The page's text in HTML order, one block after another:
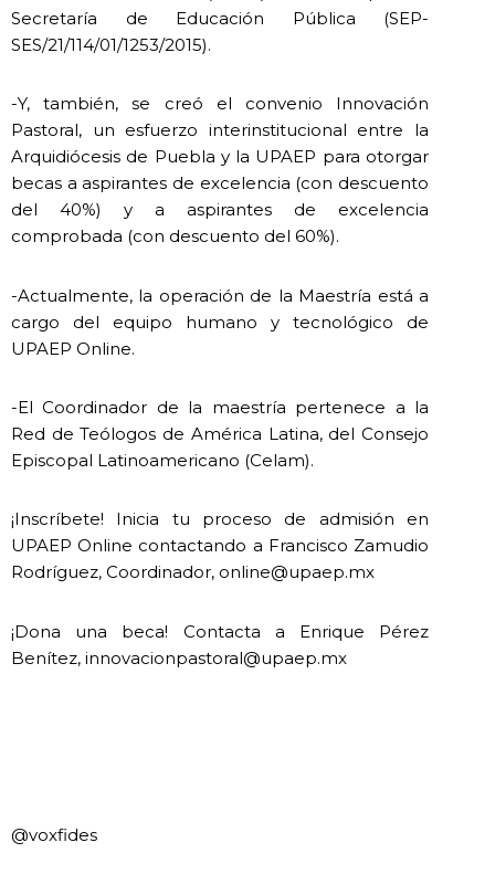
Secretaría de Educación Pública (SEP-
SES/21/114/01/1253/2015).
-Y, también, se creó el convenio Innovación
Pastoral, un esfuerzo interinstitucional entre la
Arquidiócesis de Puebla y la UPAEP para otorgar
becas a aspirantes de excelencia (con descuento
del 40%) y a aspirantes de excelencia
comprobada (con descuento del 60%).
-Actualmente, la operación de la Maestría está a
cargo del equipo humano y tecnológico de
UPAEP Online.
-El Coordinador de la maestría pertenece a la
Red de Teólogos de América Latina, del Consejo
Episcopal Latinoamericano (Celam).
¡Inscríbete! Inicia tu proceso de admisión en
UPAEP Online contactando a Francisco Zamudio
Rodríguez, Coordinador, online@upaep.mx
¡Dona una beca! Contacta a Enrique Pérez
Benítez, innovacionpastoral@upaep.mx
@voxfides